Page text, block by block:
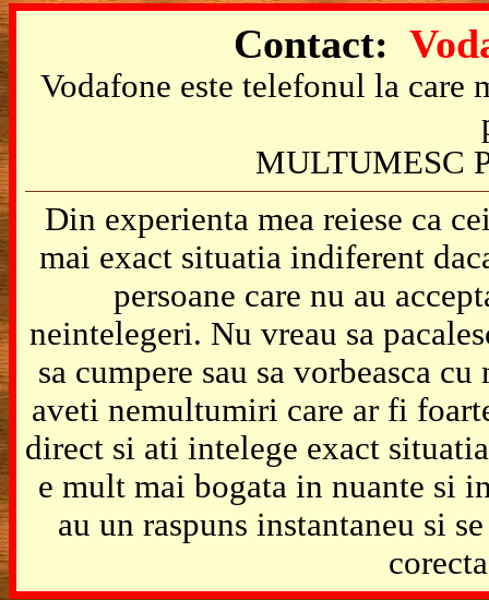
Contact:
Vodafone este telefonul la
MULTUMESC
Din experienta mea reiese ca
mai exact situatia indiferent
persoane care nu au
neintelegeri. Nu vreau sa
sa cumpere sau sa vorbeasca
aveti nemultumiri care ar fi
direct si ati intelege exact
e mult mai bogata in nuante si
au un raspuns instantaneu si